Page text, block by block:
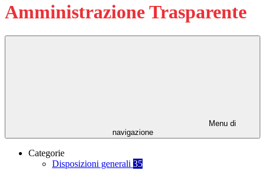
Amministrazione Trasparente
Menu di
navigazione
Categorie
Disposizioni generali 35